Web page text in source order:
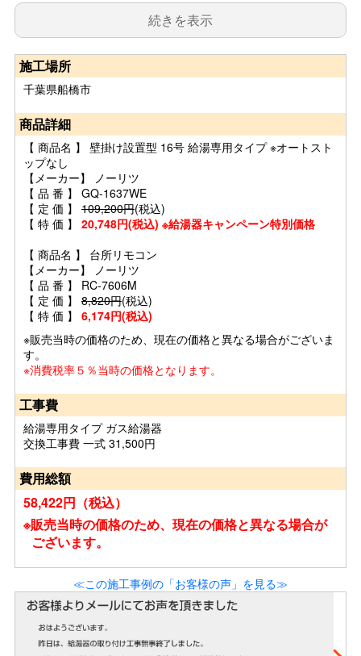
続きを表示
施工場所
千葉県船橋市
商品詳細
【 商品名 】 壁掛け設置型 16号 給湯専用タイプ ※オートスト
ップなし
【メーカー】 ノーリツ
【 品 番 】 GQ-1637WE
【 定 価 】 109,200円(税込)
【 特 価 】 20,748円(税込) ※給湯器キャンペーン特別価格
【 商品名 】 台所リモコン
【メーカー】 ノーリツ
【 品 番 】 RC-7606M
【 定 価 】 8,820円(税込)
【 特 価 】 6,174円(税込)
※販売当時の価格のため、現在の価格と異なる場合がございま
す。
※消費税率５％当時の価格となります。
工事費
給湯専用タイプ ガス給湯器
交換工事費 一式 31,500円
費用総額
58,422円（税込）
※販売当時の価格のため、現在の価格と異なる場合が
ございます。
≪この施工事例の「お客様の声」を見る≫